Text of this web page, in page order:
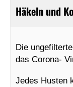
Häkeln und
Die
das Corona-
Jedes Husten